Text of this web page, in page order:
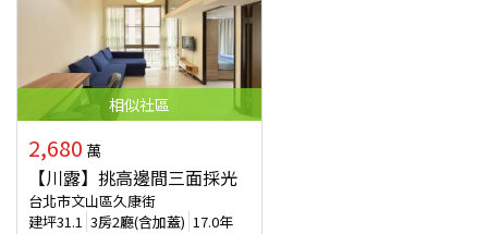
相似社區
2,680 萬
【川露】挑高邊間三面採光
台北市文山區久康街
建坪31.1 3房2廳(含加蓋) 17.0年